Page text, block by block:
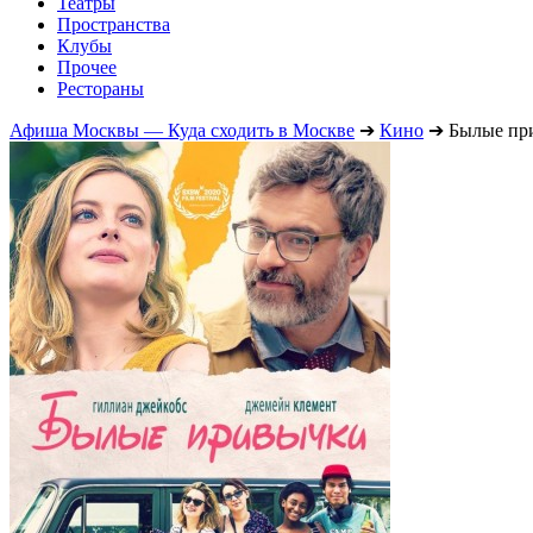
Пространства
Клубы
Прочее
Рестораны
Афиша Москвы — Куда сходить в Москве ➔ Кино ➔ Былые